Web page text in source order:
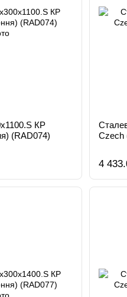
КР
(RAD074)
Czech
4